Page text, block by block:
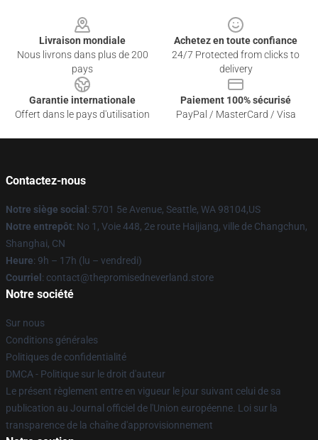
Livraison mondiale
Nous livrons dans plus de 200
pays
Achetez en toute confiance
24/7 Protected from clicks to
delivery
Garantie internationale
Offert dans le pays d'utilisation
Paiement 100% sécurisé
PayPal / MasterCard / Visa
Contactez-nous
Notre siège social : 5701 5e Avenue, Seattle, WA 98104,US
Notre entrepôt: No 1, Voie 448, 2e route Haijiang, ville de Changchun,
Shanghai, CN
Heure: 9h – 17h (lu – vendredi)
Courriel : contact@thepromisedneverland.store
Notre société
Sur nous
Conditions générales
Politiques de confidentialité
DMCA - Politique sur le droit d'auteur
Le présent règlement entre en vigueur le jour suivant celui de sa
publication au Journal officiel de l'Union européenne. Loi sur la
transparence de la chaîne d'approvisionnement